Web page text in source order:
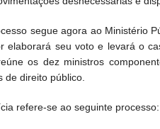
segue agora ao Ministério
elaborará seu voto e levará o
os dez ministros
de direito público.
refere-se ao seguinte